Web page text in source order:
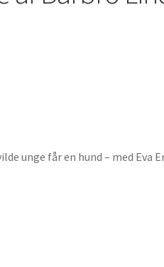
unge får en hund – med